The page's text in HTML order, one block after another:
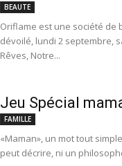
BEAUTE
Oriflame est une société de
dévoilé, lundi 2 septembre,
Rêves, Notre...
Jeu Spécial
FAMILLE
«Maman», un mot tout
peut décrire, ni un